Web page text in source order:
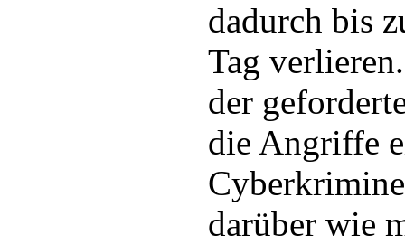
dadurch bis
Tag
der
die Angriffe
darüber wie